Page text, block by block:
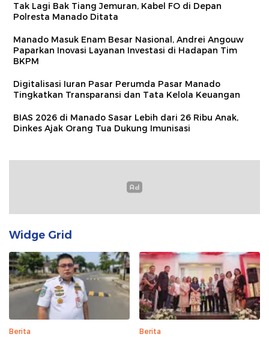
Tak Lagi Bak Tiang Jemuran, Kabel FO di Depan
Polresta Manado Ditata
Manado Masuk Enam Besar Nasional, Andrei Angouw
Paparkan Inovasi Layanan Investasi di Hadapan Tim
BKPM
Digitalisasi Iuran Pasar Perumda Pasar Manado
Tingkatkan Transparansi dan Tata Kelola Keuangan
BIAS 2026 di Manado Sasar Lebih dari 26 Ribu Anak,
Dinkes Ajak Orang Tua Dukung Imunisasi
Widge Grid
Berita Berita